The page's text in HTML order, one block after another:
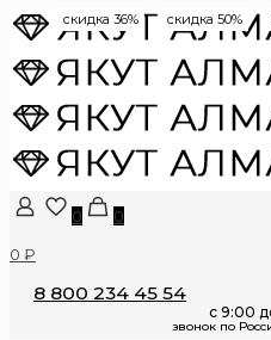
0
0
0 ₽
8 800 234 45 54
скидка 36% скидка 50%